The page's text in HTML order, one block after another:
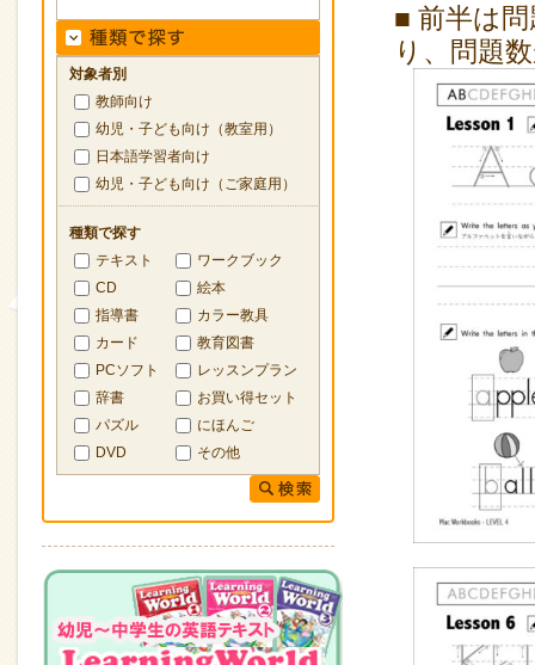
対象者別
教師向け
幼児・子ども向け（教室用）
日本語学習者向け
幼児・子ども向け（ご家庭用）
種類で探す
テキスト
CD
指導書
カード
PCソフト
辞書
パズル
DVD
ワークブック
絵本
カラー教具
教育図書
レッスンプラン
お買い得セット
にほんご
その他
■ 前半は
り、問題